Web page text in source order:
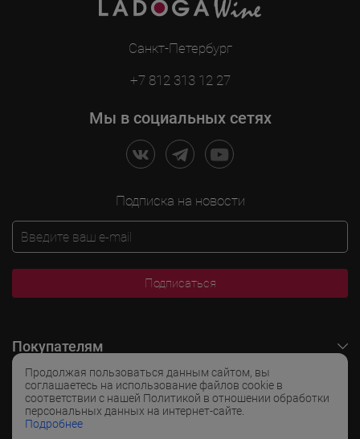
Продолжая пользоваться данным сайтом, вы
соглашаетесь на использование файлов cookie в
соответствии с нашей Политикой в отношении обработки
персональных данных на интернет-сайте.
Подробнее
Санкт-Петербург
+7 812 313 12 27
Мы в социальных сетях
Подписка на новости
Подписаться
Покупателям
O LADOGA Wine
Интересные разделы